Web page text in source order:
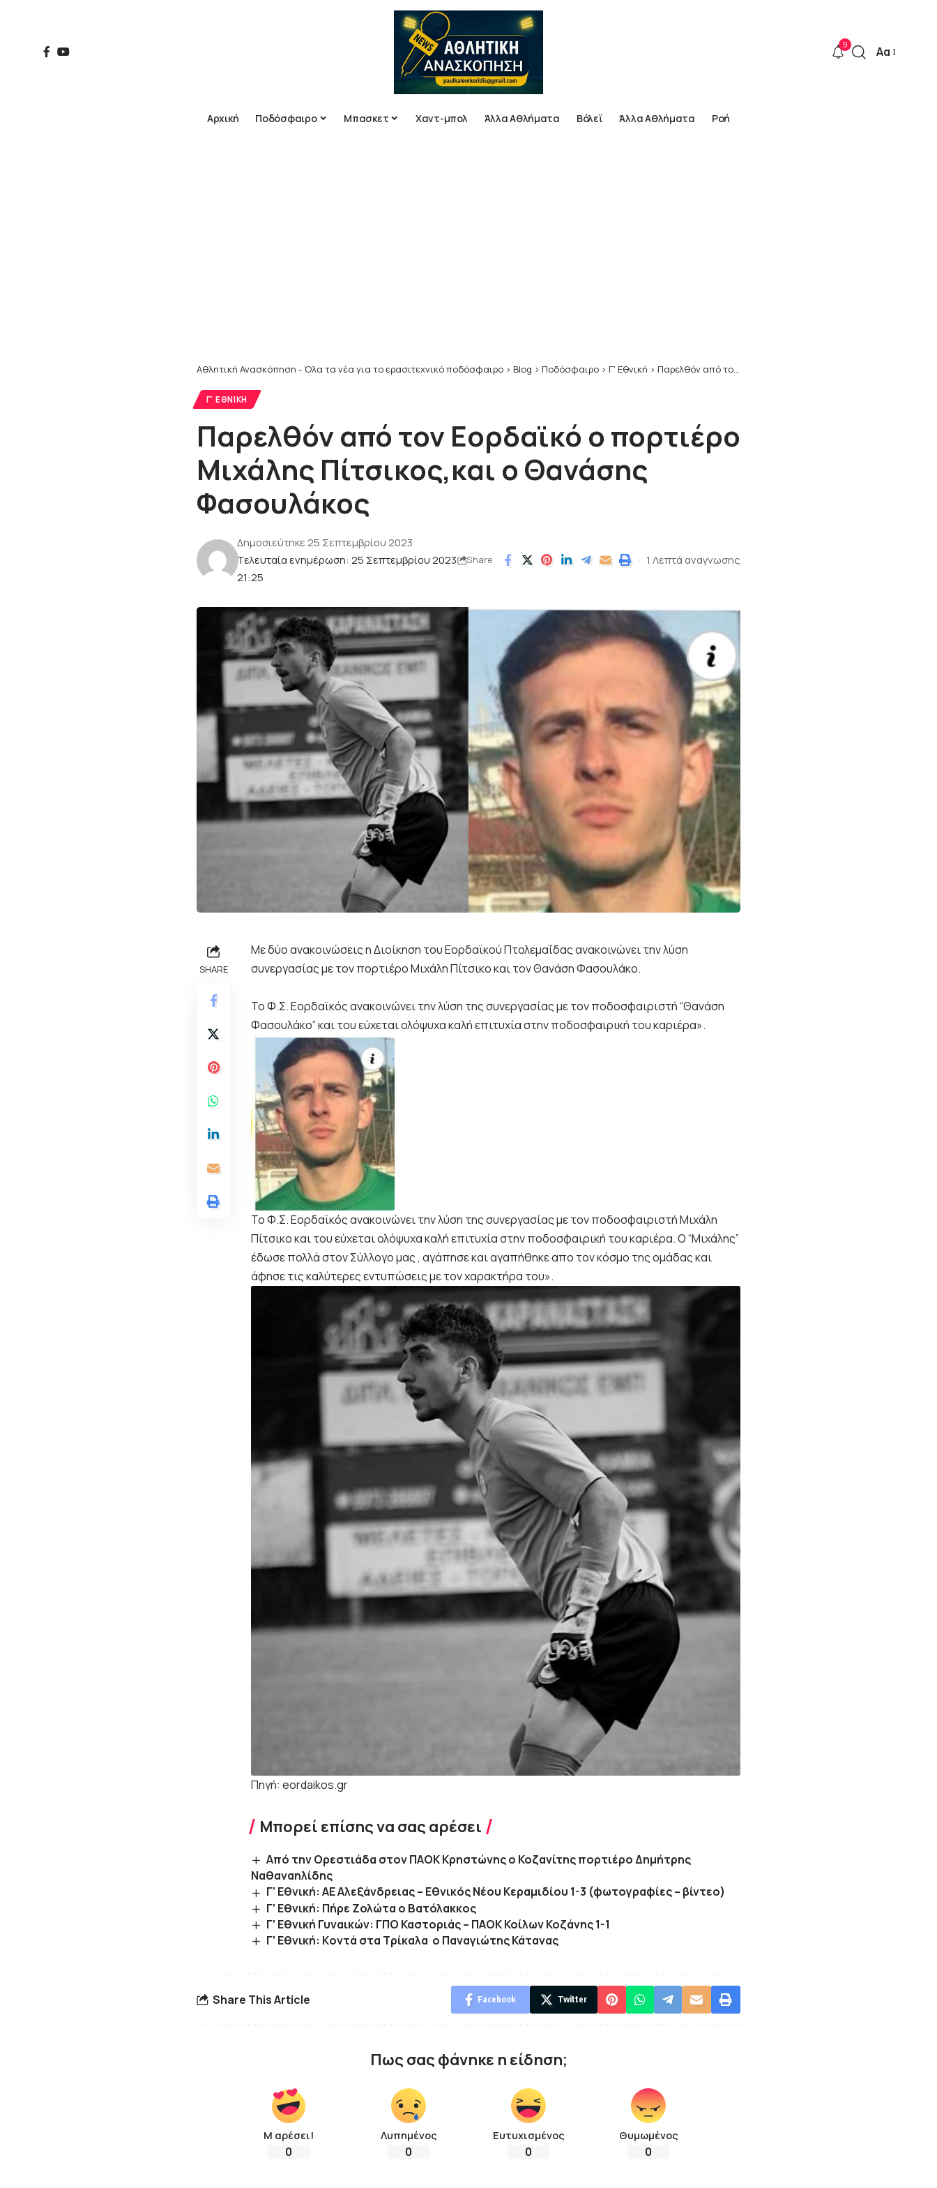
9
Font
Αα
Αρχική Ποδόσφαιρο Μπασκετ Χαντ-μπολ Άλλα Αθλήματα Βόλεϊ Άλλα Αθλήματα Ροή
Αθλητική Ανασκόπηση - Όλα τα νέα για το ερασιτεχνικό ποδόσφαιρο > Blog > Ποδόσφαιρο > Γ' Εθνική > Παρελθόν από τον Εορδαϊκό ο πορτιέρο Μιχάλης Πίτσικος,και ο Θανάσης Φασουλάκος
Γ' ΕΘΝΙΚΉ
Παρελθόν από τον Εορδαϊκό ο πορτιέρο
Μιχάλης Πίτσικος,και ο Θανάσης
Φασουλάκος
Τελευταία ενημέρωση: 25 Σεπτεμβρίου 2023
21:25
Δημοσιεύτηκε 25 Σεπτεμβρίου 2023
Share 1 Λεπτά αναγνωσης
SHARE
Με δύο ανακοινώσεις η Διοίκηση του Εορδαϊκού Πτολεμαΐδας ανακοινώνει την λύση
συνεργασίας με τον πορτιέρο Μιχάλη Πίτσικο και τον Θανάση Φασουλάκο.
Το Φ.Σ. Εορδαϊκός ανακοινώνει την λύση της συνεργασίας με τον ποδοσφαιριστή “Θανάση
Φασουλάκο” και του εύχεται ολόψυχα καλή επιτυχία στην ποδοσφαιρική του καριέρα».
Το Φ.Σ. Εορδαϊκός ανακοινώνει την λύση της συνεργασίας με τον ποδοσφαιριστή Μιχάλη
Πίτσικο και του εύχεται ολόψυχα καλή επιτυχία στην ποδοσφαιρική του καριέρα. Ο “Μιχάλης”
έδωσε πολλά στον Σύλλογο μας , αγάπησε και αγαπήθηκε απο τον κόσμο της ομάδας και
άφησε τις καλύτερες εντυπώσεις με τον χαρακτήρα του».
Πηγή: eordaikos.gr
Μπορεί επίσης να σας αρέσει
Από την Ορεστιάδα στον ΠΑΟΚ Κρηστώνης ο Κοζανίτης πορτιέρο Δημήτρης
Ναθαναηλίδης
Γ’ Εθνική: ΑΕ Αλεξάνδρειας – Εθνικός Νέου Κεραμιδίου 1-3 (φωτογραφίες – βίντεο)
Γ’ Εθνική: Πήρε Ζολώτα ο Βατόλακκος
Γ’ Εθνική Γυναικών: ΓΠΟ Καστοριάς – ΠΑΟΚ Κοίλων Κοζάνης 1-1
Γ’ Εθνική: Κoντά στα Τρίκαλα ο Παναγιώτης Κάτανας
Share This Article Facebook Twitter
Πως σας φάνηκε η είδηση;
Μ αρέσει!
0
Λυπημένος
0
Ευτυχισμένος
0
Θυμωμένος
0